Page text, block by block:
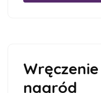
nagród